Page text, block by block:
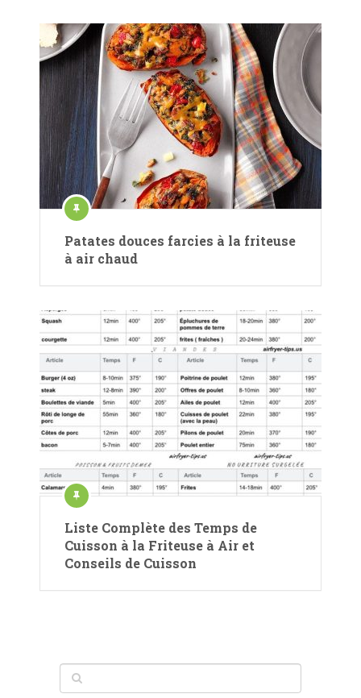
Patates douces farcies à la friteuse
à air chaud
Liste Complète des Temps de
Cuisson à la Friteuse à Air et
Conseils de Cuisson